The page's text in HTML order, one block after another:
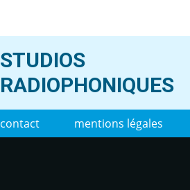
STUDIOS
RADIOPHONIQUES
contact mentions légales